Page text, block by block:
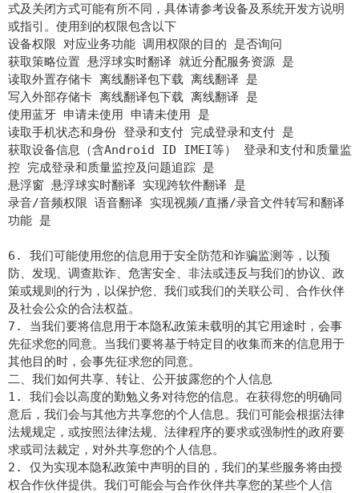
式及关闭方式可能有所不同，具体请参考设备及系统开发方说明
或指引。使用到的权限包含以下
设备权限 对应业务功能 调用权限的目的 是否询问
获取策略位置 悬浮球实时翻译 就近分配服务资源 是
读取外置存储卡 离线翻译包下载 离线翻译 是
写入外部存储卡 离线翻译包下载 离线翻译 是
使用蓝牙 申请未使用 申请未使用 是
读取手机状态和身份 登录和支付 完成登录和支付 是
获取设备信息（含Android ID IMEI等） 登录和支付和质量监
控 完成登录和质量监控及问题追踪 是
悬浮窗 悬浮球实时翻译 实现跨软件翻译 是
录音/音频权限 语音翻译 实现视频/直播/录音文件转写和翻译
功能 是
6. 我们可能使用您的信息用于安全防范和诈骗监测等，以预
防、发现、调查欺诈、危害安全、非法或违反与我们的协议、政
策或规则的行为，以保护您、我们或我们的关联公司、合作伙伴
及社会公众的合法权益。
7. 当我们要将信息用于本隐私政策未载明的其它用途时，会事
先征求您的同意。当我们要将基于特定目的收集而来的信息用于
其他目的时，会事先征求您的同意。
二、我们如何共享、转让、公开披露您的个人信息
1. 我们会以高度的勤勉义务对待您的信息。在获得您的明确同
意后，我们会与其他方共享您的个人信息。我们可能会根据法律
法规规定，或按照法律法规、法律程序的要求或强制性的政府要
求或司法裁定，对外共享您的个人信息。
2. 仅为实现本隐私政策中声明的目的，我们的某些服务将由授
权合作伙伴提供。我们可能会与合作伙伴共享您的某些个人信